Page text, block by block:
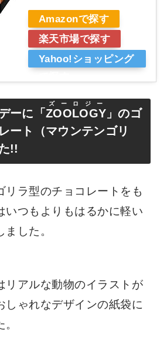
Amazonで探す
楽天市場で探す
Yahoo!ショッピング
ーに「ZOOLOGY
ズーロジー
」のゴ
ート（マウンテンゴリ
!!
リラ型のチョコレートをも
いつもよりもはるかに軽い
した。
リアルな動物のイラストが
しゃれなデザインの紙袋に